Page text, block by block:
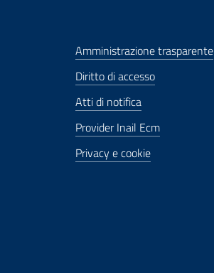
Amministrazione trasparente
Diritto di accesso
Atti di notifica
Provider Inail Ecm
Privacy e cookie